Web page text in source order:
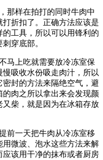
那样在拍打的同时牛肉中
折扣了。正确方法应该是
工具，所以可以用锋利的
穿底部。
马上吃就需要放冷冻室保
吸收水份吸走肉汁，所以
封的方法来隔绝空气，避
肉之所以拿出来会发现颜
柴，就是因为在冰箱存放
前一天把牛肉从冷冻室移
微波、泡水这些方法来解
该用干净的抹布或者厨房